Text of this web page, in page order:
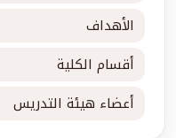
الأهداف
أقسام الكلية
أعضاء هيئة التدريس